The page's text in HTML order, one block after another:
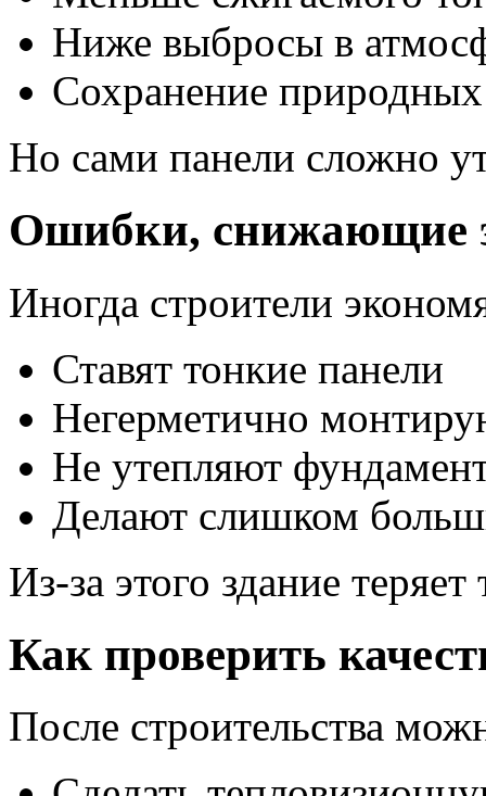
Ниже выбросы в
Сохранение природных
Но сами панели сложно
Ошибки, снижающие
Иногда строители
Ставят тонкие панели
Негерметично
Не утепляют
Делают слишком
Из-за этого здание теряет
Как проверить
После строительства